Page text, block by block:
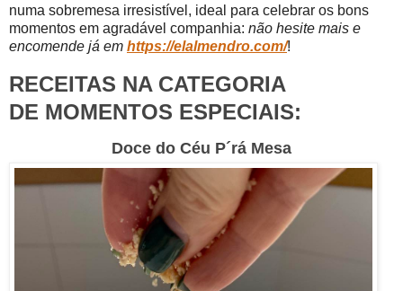
numa sobremesa irresistível, ideal para celebrar os bons
momentos em agradável companhia: não hesite mais e
encomende já em https://elalmendro.com/!
RECEITAS NA CATEGORIA
DE MOMENTOS ESPECIAIS:
Doce do Céu P´rá Mesa